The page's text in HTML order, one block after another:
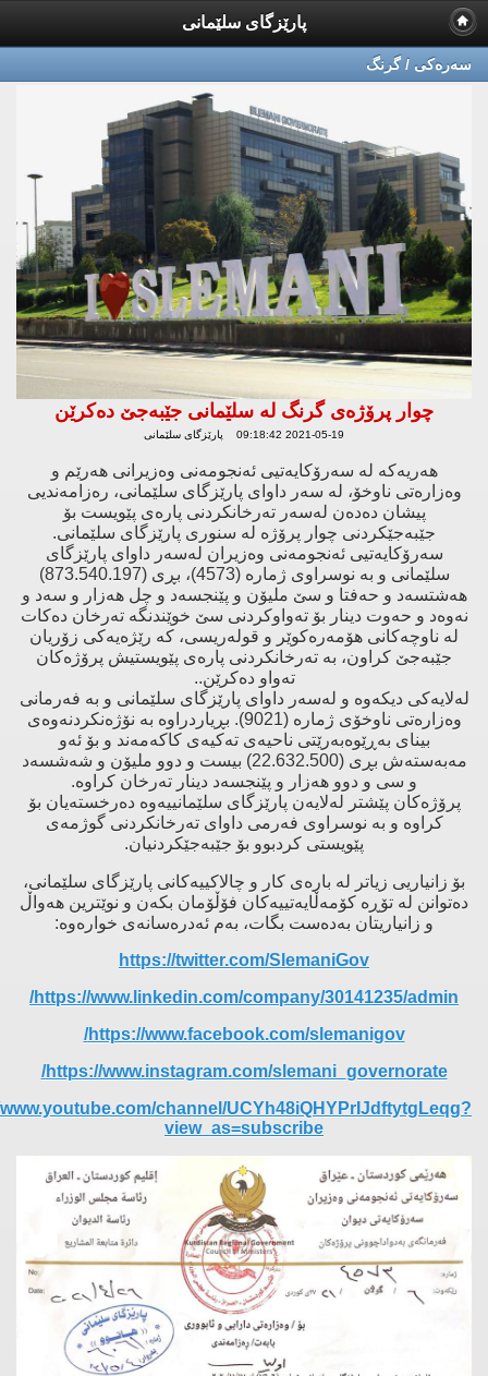
پارێزگای سلێمانی
سه‌ره‌كی / گرنگ
چوار پرۆژەی گرنگ لە سلێمانی جێبەجێ دەكرێن
2021-05-19 09:18:42 پارێزگای سلێمانی
هەریەكە لە سەرۆكایەتیی ئەنجومەنی وەزیرانی هەرێم ‌و
وەزارەتی ناوخۆ، لە سەر داوای پارێزگای سلێمانی، رەزامەندیی
پیشان دەدەن لەسەر تەرخانكردنی پارەی پێویست بۆ
جێبەجێكردنی چوار پرۆژە لە سنوری پارێزگای سلێمانی.
سەرۆكایەتیی ئەنجومەنی وەزیران لەسەر داوای پارێزگای
سلێمانی ‌و بە نوسراوی ژمارە (4573)، بڕی (873.540.197)
هەشتسەد و حەفتا و سێ ملیۆن و پێنجسەد و چل هەزار و سەد و
نەوەد و حەوت دینار بۆ تەواوكردنی سێ خوێندنگە تەرخان دەكات
لە ناوچەكانی هۆمەرەكوێر ‌و قولەریسی، كە رێژەیەكی زۆریان
جێبەجێ‌ كراون، بە تەرخانكردنی پارەی پێویستیش پرۆژەكان
تەواو دەكرێن..
لەلایەكی دیكەوە ‌و لەسەر داوای پارێزگای سلێمانی و بە فەرمانی
وەزارەتی ناوخۆی ژمارە (9021). بڕیاردراوە بە نۆژەنكردنەوەی
بینای بەڕێوەبەرێتی ناحیەی تەكیەی كاكەمەند ‌و بۆ ئەو
مەبەستەش بڕی (22.632.500) بیست ‌و دوو ملیۆن ‌و شەشسەد
‌و سی ‌و دوو هەزار ‌و پێنجسەد دینار تەرخان كراوە.
پرۆژەكان پێشتر لەلایەن پارێزگای سلێمانییەوە دەرخستەیان بۆ
كراوە ‌و بە نوسراوی فەرمی داوای تەرخانكردنی گوژمەی
پێویستی كردبوو بۆ جێبەجێكردنیان.
بۆ زانیاریی زیاتر لە بارەی كار ‌و چالاكییەكانی پارێزگای سلێمانی،
دەتوانن لە تۆڕە كۆمەڵایەتییەكان فۆڵۆمان بكەن ‌و نوێترین هەواڵ
‌و زانیاریتان بەدەست بگات، بەم ئەدرەسانەی خوارەوە:
https://twitter.com/SlemaniGov
https://www.linkedin.com/company/30141235/admin/
https://www.facebook.com/slemanigov/
https://www.instagram.com/slemani_governorate/
channel/UCYh48iQHYPrIJdftytgLeqg?
view_as=subscribe